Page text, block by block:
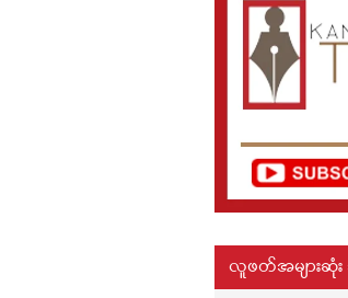
လူဖတ်အများဆုံး